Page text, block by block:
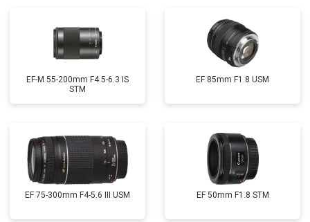
EF-M 55-200mm F4.5-6.3 IS
STM
EF 85mm F1.8 USM
EF 75-300mm F4-5.6 III USM EF 50mm F1.8 STM